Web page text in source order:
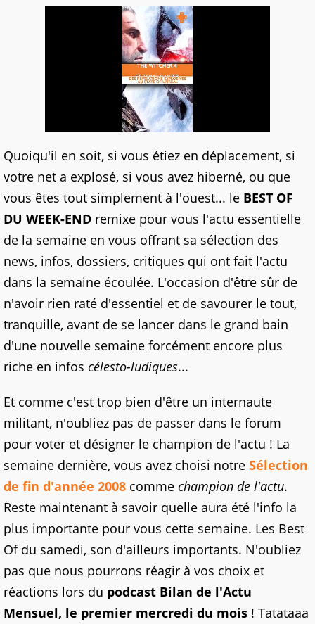
Quoiqu'il en soit, si vous étiez en déplacement, si
votre net a explosé, si vous avez hiberné, ou que
vous êtes tout simplement à l'ouest... le BEST OF
DU WEEK-END remixe pour vous l'actu essentielle
de la semaine en vous offrant sa sélection des
news, infos, dossiers, critiques qui ont fait l'actu
dans la semaine écoulée. L'occasion d'être sûr de
n'avoir rien raté d'essentiel et de savourer le tout,
tranquille, avant de se lancer dans le grand bain
d'une nouvelle semaine forcément encore plus
riche en infos célesto-ludiques...
Et comme c'est trop bien d'être un internaute
militant, n'oubliez pas de passer dans le forum
pour voter et désigner le champion de l'actu ! La
semaine dernière, vous avez choisi notre Sélection
de fin d'année 2008 comme champion de l'actu.
Reste maintenant à savoir quelle aura été l'info la
plus importante pour vous cette semaine. Les Best
Of du samedi, son d'ailleurs importants. N'oubliez
pas que nous pourrons réagir à vos choix et
réactions lors du podcast Bilan de l'Actu
Mensuel, le premier mercredi du mois ! Tatataaa